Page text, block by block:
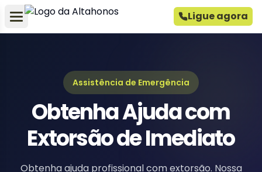
Ligue agora
Assistência de Emergência
Obtenha Ajuda com
Extorsão de Imediato
Obtenha ajuda profissional com extorsão. Nossa